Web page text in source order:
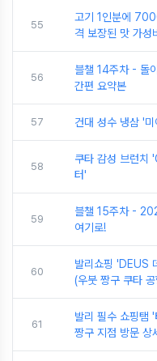
55
고기 1인분에
격 보장된 맛 가성
56
블챌 14주차 - 돌
간편 요약본
57 건대 성수 냉삼 '
58
쿠타 감성 브런
터'
59
블챌 15주차 -
여기로!
60
발리쇼핑 'DEUS
(우붓 짱구 쿠타 공
61
발리 필수 쇼핑탬
짱구 지점 방문 상